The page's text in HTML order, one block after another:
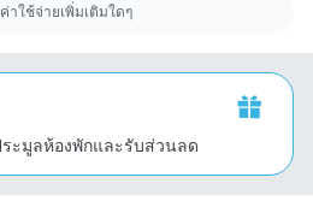
าใช้จ่ายเพิ่มเติมใดๆ
ระมูลห้องพักและรับส่วนลด